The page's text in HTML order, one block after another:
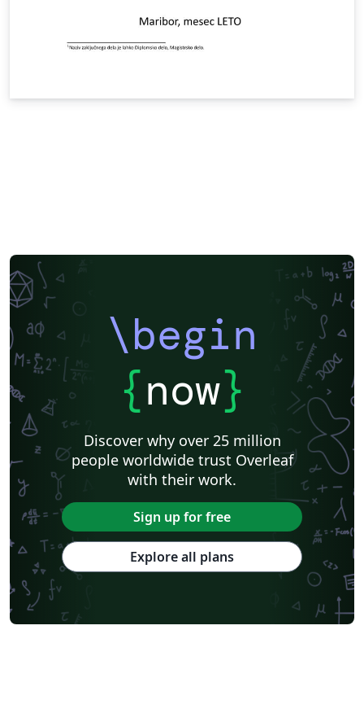
\begin
{now}
Discover why over 25 million
people worldwide trust Overleaf
with their work.
Sign up for free
Explore all plans